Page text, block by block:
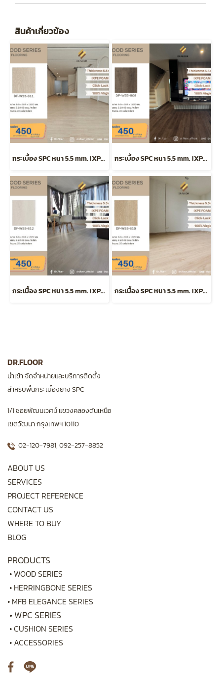
สินค้าเกี่ยวข้อง
กระเบื้อง SPC หนา 5.5 mm. ​IXPE Foam แบบ Click Lock รุ่น DF-W55-811 กระเบื้อง SPC หนา 5.5 mm. ​IXPE Foam แบบ Click Lock รุ่น DF-W55-809
กระเบื้อง SPC หนา 5.5 mm. ​IXPE Foam แบบ Click Lock รุ่น DF-W55-812 กระเบื้อง SPC หนา 5.5 mm. ​IXPE Foam แบบ Click Lock รุ่น DF-W55-810
DR.FLOOR
นำเข้า จัดจำหน่ายและบริการติดตั้ง
สำหรับพื้นกระเบื้องยาง SPC
1/1 ซอยพัฒนเวศม์ แขวงคลองตันเหนือ
เขตวัฒนา กรุงเทพฯ 10110
02-120-7981,092-257-8852
ABOUT US
SERVICES
PROJECT REFERENCE
CONTACT US
WHERE TO BUY
BLOG
PRODUCTS
• WOOD SERIES
• HERRINGBONE SERIES
• MFB ELEGANCE SERIES
• WPC SERIES
•CUSHION SERIES
• ACCESSORIES